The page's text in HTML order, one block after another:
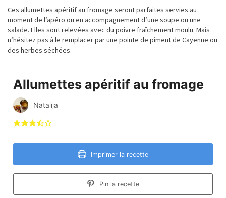
Ces allumettes apéritif au fromage seront parfaites servies au
moment de l’apéro ou en accompagnement d’une soupe ou une
salade. Elles sont relevées avec du poivre fraîchement moulu. Mais
n’hésitez pas à le remplacer par une pointe de piment de Cayenne ou
des herbes séchées.
Allumettes apéritif au fromage
Natalija
Imprimer la recette
Pin la recette